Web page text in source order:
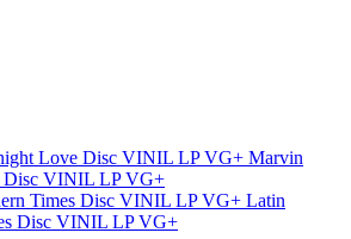
Marvin
Disc VINIL LP VG+
Latin
Disc VINIL LP VG+